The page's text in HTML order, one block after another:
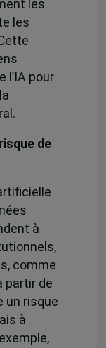
les
les
l’IA pour
de
à
comme
partir de
un risque
à